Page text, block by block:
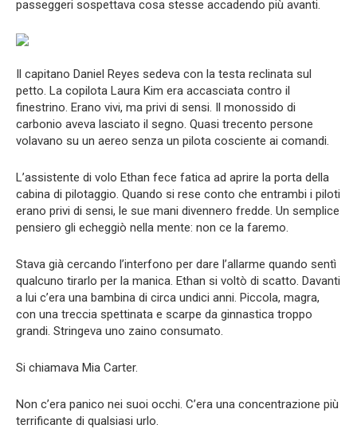
passeggeri sospettava cosa stesse accadendo più avanti.
Il capitano Daniel Reyes sedeva con la testa reclinata sul
petto. La copilota Laura Kim era accasciata contro il
finestrino. Erano vivi, ma privi di sensi. Il monossido di
carbonio aveva lasciato il segno. Quasi trecento persone
volavano su un aereo senza un pilota cosciente ai comandi.
L’assistente di volo Ethan fece fatica ad aprire la porta della
cabina di pilotaggio. Quando si rese conto che entrambi i piloti
erano privi di sensi, le sue mani divennero fredde. Un semplice
pensiero gli echeggiò nella mente: non ce la faremo.
Stava già cercando l’interfono per dare l’allarme quando sentì
qualcuno tirarlo per la manica. Ethan si voltò di scatto. Davanti
a lui c’era una bambina di circa undici anni. Piccola, magra,
con una treccia spettinata e scarpe da ginnastica troppo
grandi. Stringeva uno zaino consumato.
Si chiamava Mia Carter.
Non c’era panico nei suoi occhi. C’era una concentrazione più
terrificante di qualsiasi urlo.